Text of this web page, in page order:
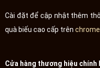
Cài đặt để cập nhật thêm
quà biếu cao cấp trên
Cửa hàng thương hiệu chính